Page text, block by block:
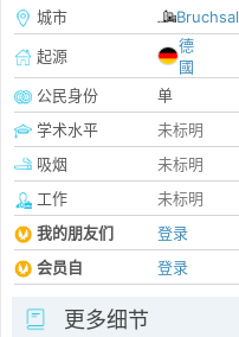
城市
Bruchsal
起源
德
國
公民身份
单
学术水平
未标明
吸烟
未标明
工作
未标明
我的朋友们
登录
会员自
登录
更多细节